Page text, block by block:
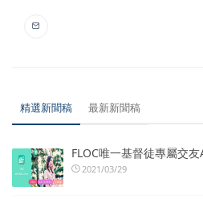
精選新聞稿 最新新聞稿
FLOC唯一基督徒專屬交
2021/03/29